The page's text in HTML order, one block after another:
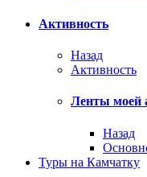
Активность
Назад
Активность
Ленты моей
Назад
Туры на Камчатку